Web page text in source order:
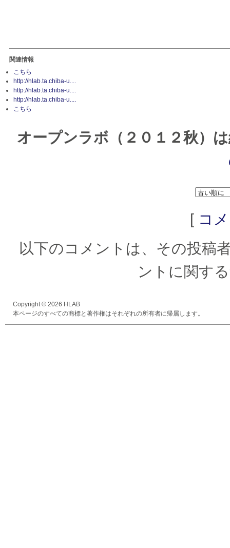
関連情報
こちら
http://hlab.ta.chiba-u....
http://hlab.ta.chiba-u....
http://hlab.ta.chiba-u....
こちら
オープンラボ（２０１２秋）
[ コ
以下のコメントは、その投稿
ントに関す
Copyright © 2026 HLAB
本ページのすべての商標と著作権はそれぞれの所有者に帰属します。